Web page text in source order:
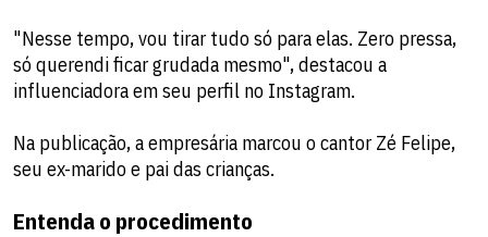
"Nesse tempo, vou tirar tudo só para elas. Zero pressa,
só querendi ficar grudada mesmo", destacou a
influenciadora em seu perfil no Instagram.
Na publicação, a empresária marcou o cantor Zé Felipe,
seu ex-marido e pai das crianças.
Entenda o procedimento